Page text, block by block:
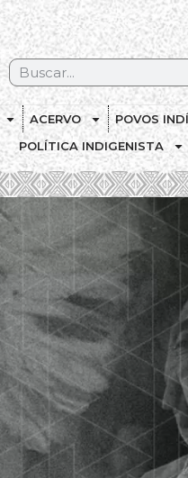
ACERVO POVOS
POLÍTICA INDIGENISTA